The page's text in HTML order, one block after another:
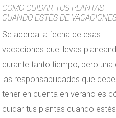
COMO CUIDAR TUS PLANTAS
CUANDO ESTÉS DE
Se acerca la fecha de esas
vacaciones que llevas
durante tanto tiempo, pero una
las responsabilidades que
tener en cuenta en verano es
cuidar tus plantas cuando estés